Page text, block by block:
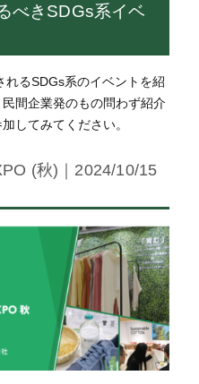
べきSDGs系イベ
るSDGs系のイベントを紹
間企業発のもの問わず紹介
してみてください。
(秋)｜2024/10/15